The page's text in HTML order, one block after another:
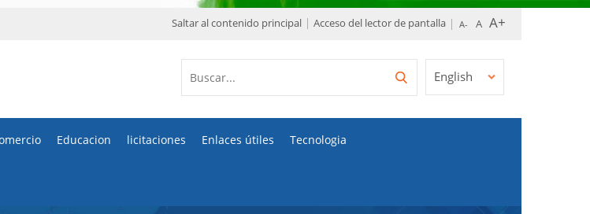
Saltar al contenido principal Acceso del lector de pantalla
English
Educacion licitaciones Enlaces útiles Tecnologia